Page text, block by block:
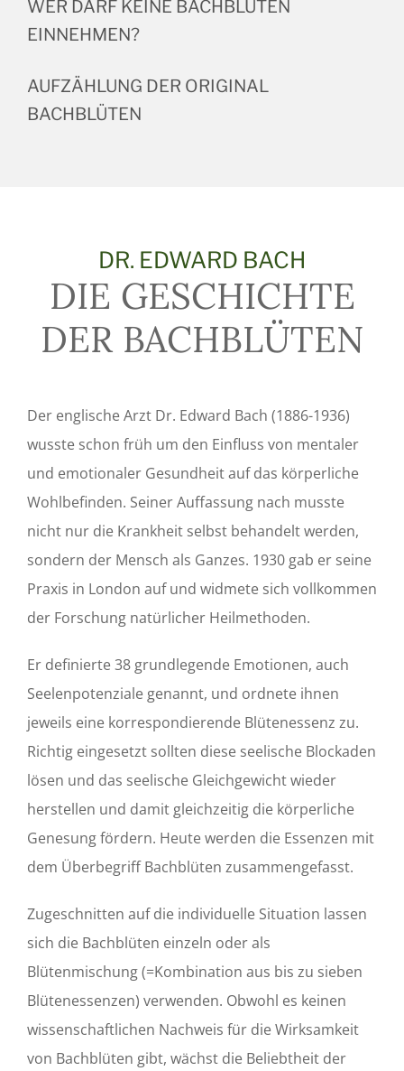
WER DARF KEINE BACHBLÜTEN
EINNEHMEN?
AUFZÄHLUNG DER ORIGINAL
BACHBLÜTEN
DR. EDWARD BACH
DIE GESCHICHTE
DER BACHBLÜTEN
Der englische Arzt Dr. Edward Bach (1886-1936)
wusste schon früh um den Einfluss von mentaler
und emotionaler Gesundheit auf das körperliche
Wohlbefinden. Seiner Auffassung nach musste
nicht nur die Krankheit selbst behandelt werden,
sondern der Mensch als Ganzes. 1930 gab er seine
Praxis in London auf und widmete sich vollkommen
der Forschung natürlicher Heilmethoden.
Er definierte 38 grundlegende Emotionen, auch
Seelenpotenziale genannt, und ordnete ihnen
jeweils eine korrespondierende Blütenessenz zu.
Richtig eingesetzt sollten diese seelische Blockaden
lösen und das seelische Gleichgewicht wieder
herstellen und damit gleichzeitig die körperliche
Genesung fördern. Heute werden die Essenzen mit
dem Überbegriff Bachblüten zusammengefasst.
Zugeschnitten auf die individuelle Situation lassen
sich die Bachblüten einzeln oder als
Blütenmischung (=Kombination aus bis zu sieben
Blütenessenzen) verwenden. Obwohl es keinen
wissenschaftlichen Nachweis für die Wirksamkeit
von Bachblüten gibt, wächst die Beliebtheit der